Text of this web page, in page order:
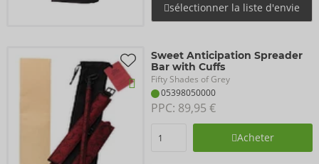
sélectionner la liste d'envie
Sweet Anticipation Spreader
Bar with Cuffs
Fifty Shades of Grey
05398050000
PPC: 89,95 €
Acheter